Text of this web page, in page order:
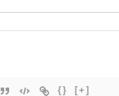
{} [+]